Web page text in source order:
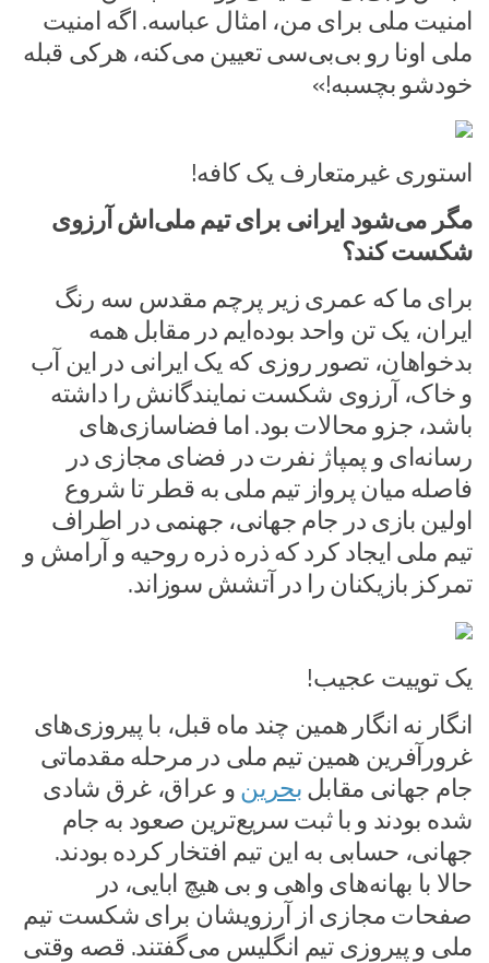
امنیت ملی برای من، امثال عباسه. اگه امنیت
ملی اونا رو بی‌بی‌سی تعیین می‌کنه، هرکی قبله
خودشو بچسبه!»
استوری غیرمتعارف یک کافه!
مگر می‌شود ایرانی برای تیم ملی‌اش آرزوی
شکست کند؟
برای ما که عمری زیر پرچم مقدس سه رنگ
ایران،‌ یک تن واحد بوده‌ایم در مقابل همه
بدخواهان، تصور روزی که یک ایرانی در این آب
و خاک، آرزوی شکست نمایندگانش را داشته
باشد، جزو محالات بود. اما فضاسازی‌های
رسانه‌ای و پمپاژ نفرت در فضای مجازی در
فاصله میان پرواز تیم ملی به قطر تا شروع
اولین بازی در جام جهانی، جهنمی در اطراف
تیم ملی ایجاد کرد که ذره ذره روحیه و آرامش و
تمرکز بازیکنان را در آتشش سوزاند.
یک توییت عجیب!
انگار نه انگار همین چند ماه قبل، با پیروزی‌های
غرورآفرین همین تیم ملی در مرحله مقدماتی
جام جهانی مقابل بحرین و عراق، غرق شادی
شده بودند و با ثبت سریع‌ترین صعود به جام
جهانی، حسابی به این تیم افتخار کرده بودند.
حالا با بهانه‌های واهی و بی هیچ ابایی، در
صفحات مجازی از آرزویشان برای شکست تیم
ملی و پیروزی تیم انگلیس می‌گفتند. قصه وقتی